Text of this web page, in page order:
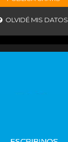
OLVIDÉ MIS DATOS.